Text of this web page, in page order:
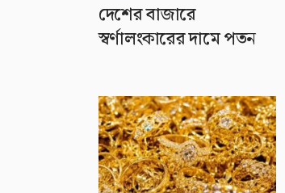
দেশের বাজারে
স্বর্ণালংকারের দামে পতন